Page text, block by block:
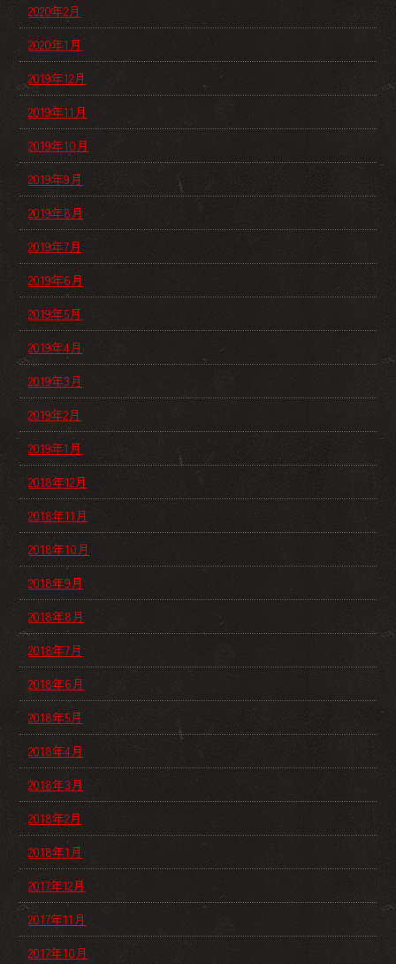
2020年2月
2020年1月
2019年12月
2019年11月
2019年10月
2019年9月
2019年8月
2019年7月
2019年6月
2019年5月
2019年4月
2019年3月
2019年2月
2019年1月
2018年12月
2018年11月
2018年10月
2018年9月
2018年8月
2018年7月
2018年6月
2018年5月
2018年4月
2018年3月
2018年2月
2018年1月
2017年12月
2017年11月
2017年10月